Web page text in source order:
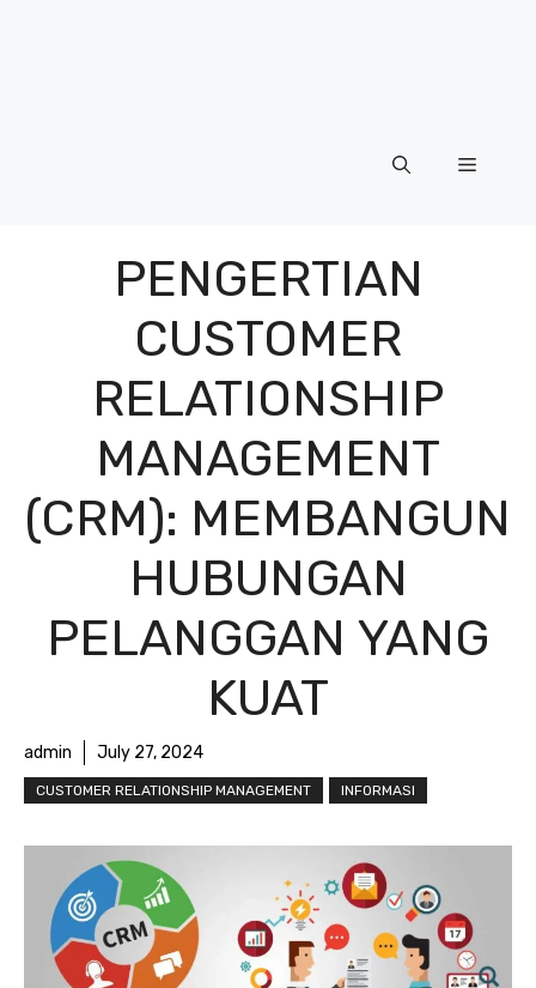
Menu
PENGERTIAN
CUSTOMER
RELATIONSHIP
MANAGEMENT
(CRM): MEMBANGUN
HUBUNGAN
PELANGGAN YANG
KUAT
admin July 27, 2024
CUSTOMER RELATIONSHIP MANAGEMENT INFORMASI